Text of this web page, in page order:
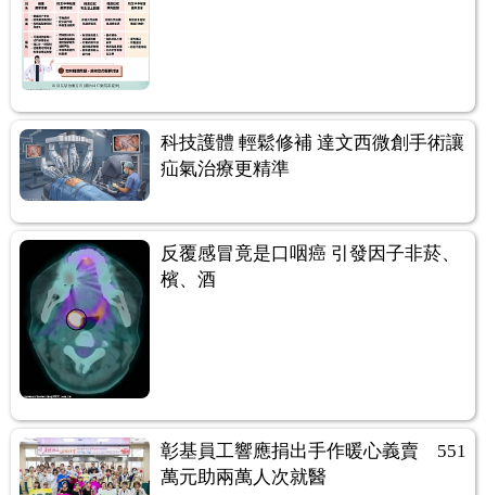
科技護體 輕鬆修補 達文西微創手術讓
疝氣治療更精準
反覆感冒竟是口咽癌 引發因子非菸、
檳、酒
彰基員工響應捐出手作暖心義賣 551
萬元助兩萬人次就醫